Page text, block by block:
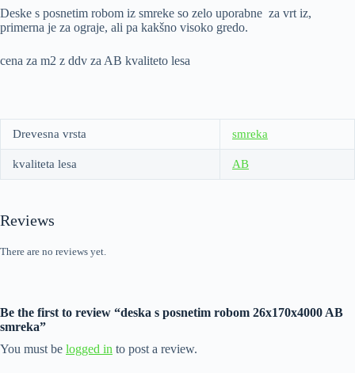
Deske s posnetim robom iz smreke so zelo uporabne za vrt iz,
primerna je za ograje, ali pa kakšno visoko gredo.
cena za m2 z ddv za AB kvaliteto lesa
Drevesna vrsta smreka
kvaliteta lesa AB
Reviews
There are no reviews yet.
Be the first to review “deska s posnetim robom 26x170x4000 AB
smreka”
You must be logged in to post a review.